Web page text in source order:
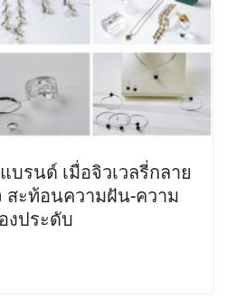
บรนด์ เมื่อจิวเวลรี่กลาย
สะท้อนความฝัน-ความ
งประดับ